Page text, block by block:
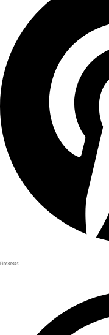
Pinterest